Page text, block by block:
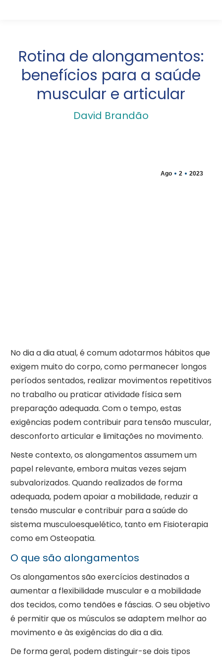
Rotina de alongamentos:
benefícios para a saúde
muscular e articular
David Brandão
Ago 2 2023
No dia a dia atual, é comum adotarmos hábitos que
exigem muito do corpo, como permanecer longos
períodos sentados, realizar movimentos repetitivos
no trabalho ou praticar atividade física sem
preparação adequada. Com o tempo, estas
exigências podem contribuir para tensão muscular,
desconforto articular e limitações no movimento.
Neste contexto, os alongamentos assumem um
papel relevante, embora muitas vezes sejam
subvalorizados. Quando realizados de forma
adequada, podem apoiar a mobilidade, reduzir a
tensão muscular e contribuir para a saúde do
sistema musculoesquelético, tanto em Fisioterapia
como em Osteopatia.
O que são alongamentos
Os alongamentos são exercícios destinados a
aumentar a flexibilidade muscular e a mobilidade
dos tecidos, como tendões e fáscias. O seu objetivo
é permitir que os músculos se adaptem melhor ao
movimento e às exigências do dia a dia.
De forma geral, podem distinguir-se dois tipos